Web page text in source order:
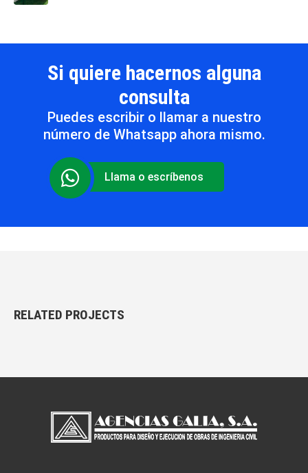
Si quiere hacernos alguna
consulta
Puedes escribir o llamar a nuestro
número de Whatsapp ahora mismo.
Llama o escríbenos
RELATED PROJECTS